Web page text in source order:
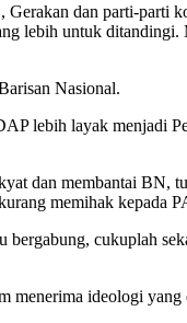
dan parti-parti
lebih untuk
Nasional.
lebih layak menjadi
dan membantai BN,
memihak kepada
cukuplah
menerima ideologi